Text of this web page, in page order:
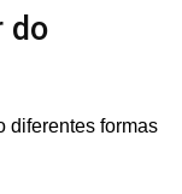
do
diferentes formas